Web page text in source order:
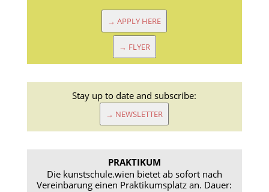
→ APPLY HERE
→ FLYER
Stay up to date and subscribe:
→ NEWSLETTER
PRAKTIKUM
Die kunstschule.wien bietet ab sofort nach
Vereinbarung einen Praktikumsplatz an. Dauer: